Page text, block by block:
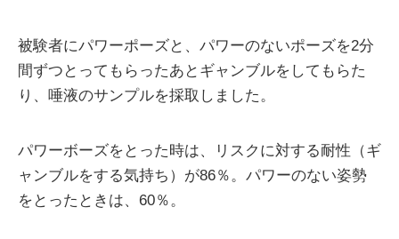
被験者にパワーポーズと、パワーのないポーズを2分
間ずつとってもらったあとギャンブルをしてもらた
り、唾液のサンプルを採取しました。
パワーボーズをとった時は、リスクに対する耐性（ギ
ャンブルをする気持ち）が86％。パワーのない姿勢
をとったときは、60％。